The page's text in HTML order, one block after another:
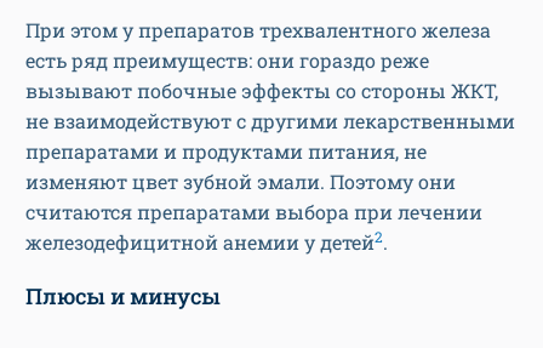
При этом у препаратов трехвалентного железа
есть ряд преимуществ: они гораздо реже
вызывают побочные эффекты со стороны ЖКТ,
не взаимодействуют с другими лекарственными
препаратами и продуктами питания, не
изменяют цвет зубной эмали. Поэтому они
считаются препаратами выбора при лечении
железодефицитной анемии у детей2.
Плюсы и минусы